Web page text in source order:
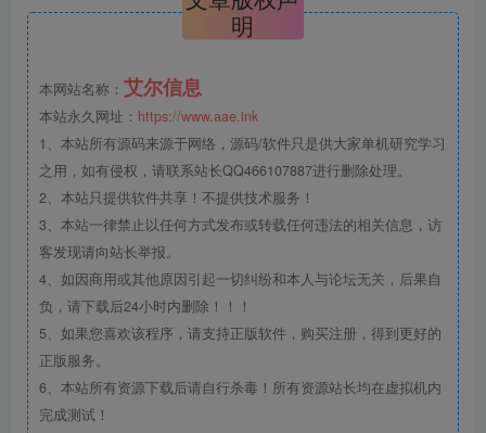
明
本网站名称： 艾尔信息
本站永久网址： https://www.aae.ink
1、本站所有源码来源于网络，源码/软件只是供大家单机研究学习
之用，如有侵权，请联系站长QQ466107887进行删除处理。
2、本站只提供软件共享！不提供技术服务！
3、本站一律禁止以任何方式发布或转载任何违法的相关信息，访
客发现请向站长举报。
4、如因商用或其他原因引起一切纠纷和本人与论坛无关，后果自
负，请下载后24小时内删除！！！
5、如果您喜欢该程序，请支持正版软件，购买注册，得到更好的
正版服务。
6、本站所有资源下载后请自行杀毒！所有资源站长均在虚拟机内
完成测试！